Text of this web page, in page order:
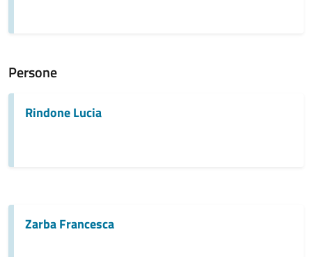
Persone
Rindone Lucia
Zarba Francesca